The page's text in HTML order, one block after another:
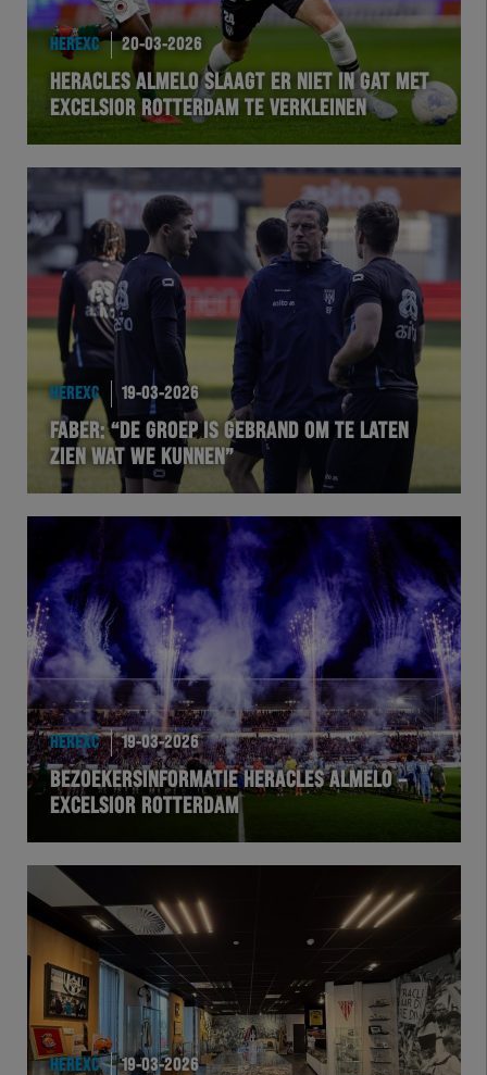
HEREXC
EXCHER
HERTEL
Natuurgras
Wedstrijd
Heracles
BusinessClub
Foundation
Herakids
Team Zwart Wit
Futsal
eSports
Academie
HEREXC 20-03-2026
HERACLES ALMELO SLAAGT ER NIET IN GAT MET
EXCELSIOR ROTTERDAM TE VERKLEINEN
HEREXC 19-03-2026
FABER: “DE GROEP IS GEBRAND OM TE LATEN
ZIEN WAT WE KUNNEN”
HEREXC 19-03-2026
BEZOEKERSINFORMATIE HERACLES ALMELO –
EXCELSIOR ROTTERDAM
HEREXC 19-03-2026